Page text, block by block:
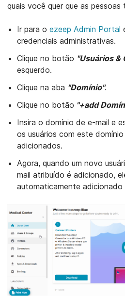
quais você quer que as pessoas
Ir para o ezeep Admin Portal
credenciais administrativas.
Clique no botão "Usuários &
esquerdo.
Clique na aba "Domínio".
Clique no botão "+add
Insira o domínio de e-mail e
os usuários com este
adicionados.
Agora, quando um novo
mail atribuído é adicionado,
automaticamente adicionado